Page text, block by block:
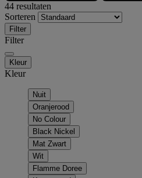
44 resultaten
Sorteren
Filter
Filter
Kleur
Kleur
Nuit
Oranjerood
No Colour
Black Nickel
Mat Zwart
Wit
Flamme Doree